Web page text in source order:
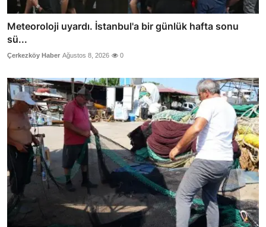
Meteoroloji uyardı. İstanbul'a bir günlük hafta sonu
sü...
Çerkezköy Haber Ağustos 8, 2026 0